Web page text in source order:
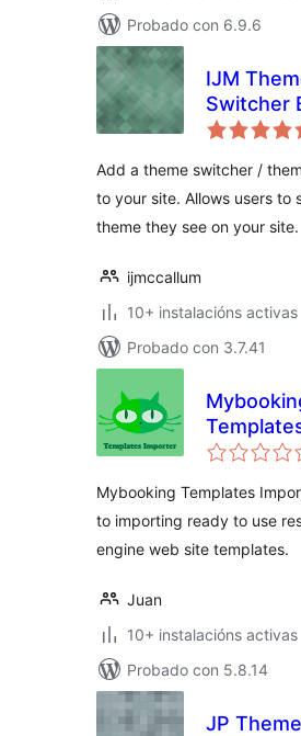
Probado con 6.9.6
IJM
Switcher
Add a theme switcher /
to your site. Allows users to
theme they see on your site.
ijmccallum
10+ instalacións activas
Probado con 3.7.41
Mybooking Templates
to importing ready to use
engine web site templates.
Juan
10+ instalacións activas
Probado con 5.8.14
JP